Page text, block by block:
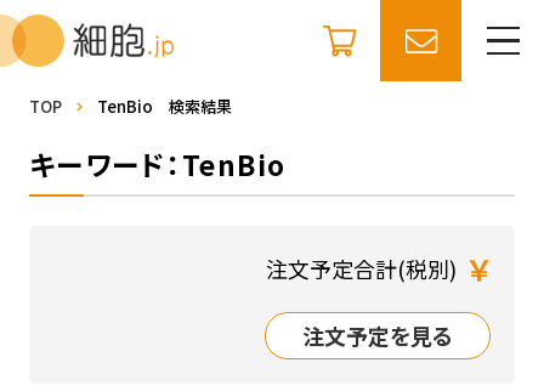
TOP TenBio 検索結果
キーワード：TenBio
注文予定合計(税別) ￥
注文予定を見る